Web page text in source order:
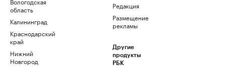
область
Калининград
Краснодарский
край
Нижний
Новгород
Редакция
Размещение
рекламы
Другие
продукты
РБК